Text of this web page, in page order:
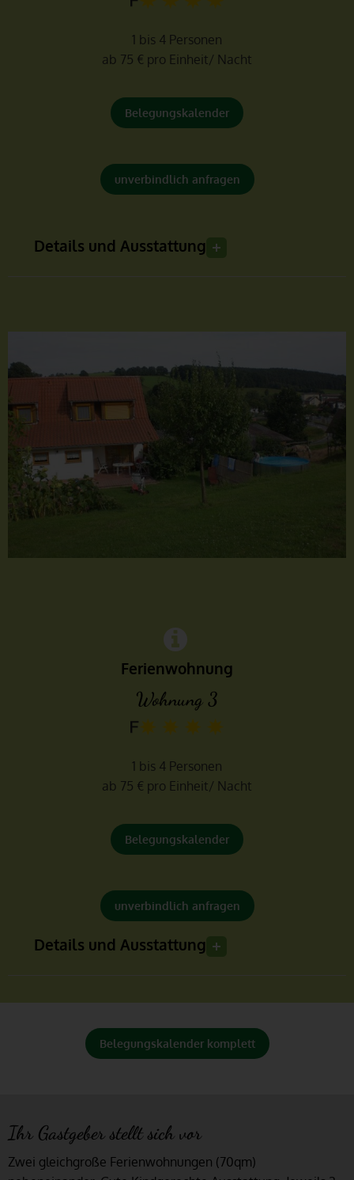
1 bis 4 Personen
ab 75 € pro Einheit/ Nacht
Belegungskalender
unverbindlich anfragen
Details und Ausstattung
Ferienwohnung
Wohnung 3
1 bis 4 Personen
ab 75 € pro Einheit/ Nacht
Belegungskalender
unverbindlich anfragen
Details und Ausstattung
Belegungskalender komplett
Ihr Gastgeber stellt sich vor
Zwei gleichgroße Ferienwohnungen (70qm)